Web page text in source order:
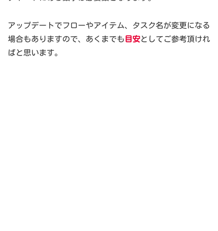
アップデートでフローやアイテム、タスク名が変更になる
場合もありますので、あくまでも 目安としてご参考頂けれ
ばと思います。